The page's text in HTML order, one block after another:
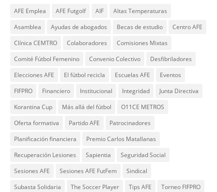
AFE Emplea AFE Futgolf AIF
Altas Temperaturas
Asamblea
Ayudas de abogados Becas de estudio
Centro AFE
Clínica CEMTRO
Colaboradores
Comisiones Mixtas
Comité Fútbol Femenino
Convenio Colectivo
Desfibriladores
Elecciones AFE
El fútbol recicla Escuelas AFE
Eventos
FIFPRO
Financiero Institucional Integridad
Junta Directiva
Korantina Cup
Más allá del fútbol
O11CE METROS
Oferta formativa
Partido AFE
Patrocinadores
Planificación financiera
Premio Carlos Matallanas
Recuperación Lesiones
Sapientia
Seguridad Social
Sesiones AFE
Sesiones AFE FutFem
Sindical
Subasta Solidaria
The Soccer Player Tips AFE
Torneo FIFPRO